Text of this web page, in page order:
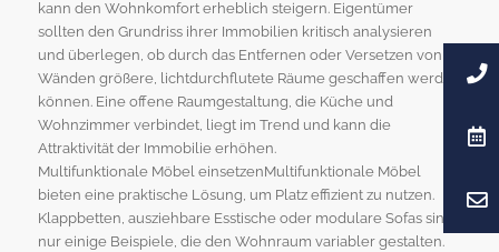
kann den Wohnkomfort erheblich steigern. Eigentümer
sollten den Grundriss ihrer Immobilien kritisch analysieren
und überlegen, ob durch das Entfernen oder Versetzen von
Wänden größere, lichtdurchflutete Räume geschaffen werden
können. Eine offene Raumgestaltung, die Küche und
Wohnzimmer verbindet, liegt im Trend und kann die
Attraktivität der Immobilie erhöhen.
Multifunktionale Möbel einsetzenMultifunktionale Möbel
bieten eine praktische Lösung, um Platz effizient zu nutzen.
Klappbetten, ausziehbare Esstische oder modulare Sofas sind
nur einige Beispiele, die den Wohnraum variabler gestalten.